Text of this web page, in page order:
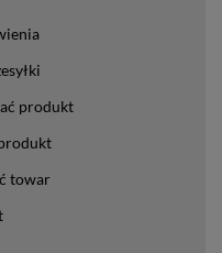
produkt
towar